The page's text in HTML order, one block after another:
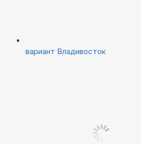
вариант Владивосток